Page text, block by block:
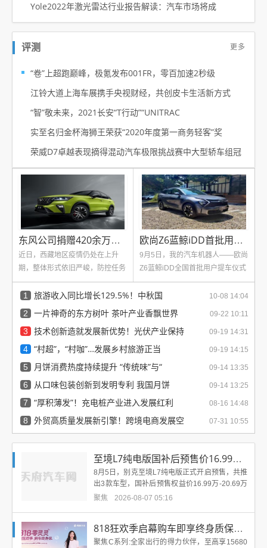
Yole2022年激光雷达行业报告解读：汽车市场将成
评测 更多
“卷”上超跑巅峰，极氪发布001FR，零百加速2秒级
江铃大道上海车展携手央视财经，共创皮卡生活新方式
“智”敬未来，2021长安“T行动”“UNITRAC
实至名归金杯海狮王荣获“2020年度第一商务轻客”奖
荣威D7卓越表现摘得混动汽车极限挑战赛中大型轿车组冠
东风公司捐赠420余万抗疫款物驰援西藏
近日，西藏地区疫情仍处在上升
期，整体形式依旧严峻，防控任务
依然艰巨。东风汽车集团...
欧尚Z6蓝鲸iDD首批用户提车拉开交付序幕
9月5日，我的汽车机器人——欧尚
Z6蓝鲸iDD全国首批用户提车仪式
在山城重庆举行。首批用户用最挑
剔的...
1 旅游收入同比增长129.5%！中秋国 10-08 14:04
2 一片神奇的东方树叶 茶叶产业香飘世界 09-22 10:11
3 技术创新造就发展新优势！光伏产业保持 09-19 14:31
4 “村超”，“村咖”…发展乡村旅游正当 09-19 14:15
5 月饼消费热度持续提升 “传统味”与“ 09-14 13:35
6 从口味包装创新到发明专利 我国月饼 09-14 13:25
7 “厚积薄发”！充电桩产业进入发展红利 08-16 14:48
8 外贸高质量发展新引擎！跨境电商发展空 07-31 10:55
至境L7纯电版国补后预售价16.99起续航7
8月5日，别克至境L7纯电版正式开启预售，共推
出3款车型，国补后预售权益价16.99万-20.69万
元。新车依托800V高压平台打造，CLT...
聚焦 2026-08-07 05:16
818狂欢季启幕购车即享终身质保零跑8月全系
聚焦C系列:全家出行的得力伙伴，至高享15680